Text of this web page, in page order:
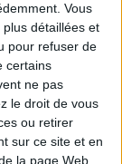
Vous
détaillées et
pour refuser de
certains
ne pas
le droit de vous
ou retirer
sur ce site et en
la page Web.